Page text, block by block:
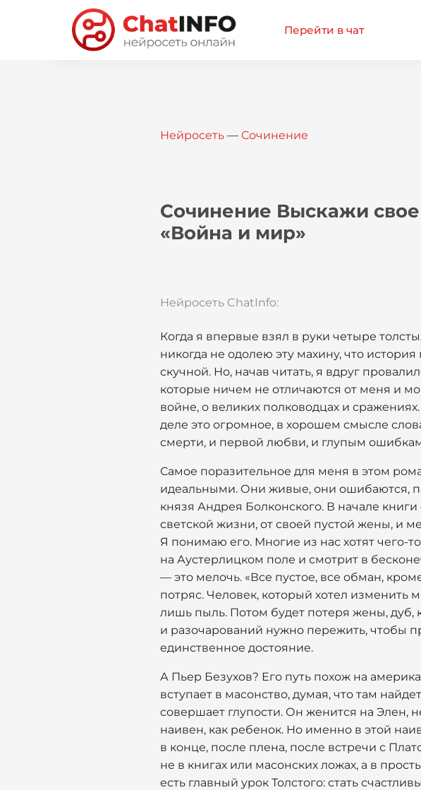
Перейти в чат
Нейросеть — Сочинение
Сочинение Выскажи
«Война и мир»
Нейросеть ChatInfo:
Когда я впервые взял в руки четыре
никогда не одолею эту махину, что
скучной. Но, начав читать, я вдруг
которые ничем не отличаются от меня и
войне, о великих полководцах и
деле это огромное, в хорошем смысле
смерти, и первой любви, и глупым
Самое поразительное для меня в этом
идеальными. Они живые, они ошибаются,
князя Андрея Болконского. В начале
светской жизни, от своей пустой жены, и
Я понимаю его. Многие из нас хотят чего-
на Аустерлицком поле и смотрит в
— это мелочь. «Все пустое, все обман,
потряс. Человек, который хотел
лишь пыль. Потом будет потеря жены, дуб,
и разочарований нужно пережить, чтобы
единственное достояние.
А Пьер Безухов? Его путь похож на
вступает в масонство, думая, что там
совершает глупости. Он женится на Элен,
наивен, как ребенок. Но именно в этой
в конце, после плена, после встречи с
не в книгах или масонских ложах, а в
есть главный урок Толстого: стать